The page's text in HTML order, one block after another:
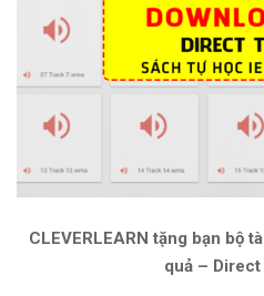
CLEVERLEARN tặng bạn bộ
quả – Direct